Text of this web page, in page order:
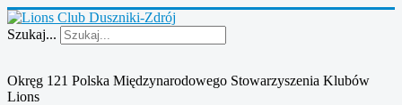
Szukaj...
Okręg 121 Polska Międzynarodowego Stowarzyszenia Klubów
Lions